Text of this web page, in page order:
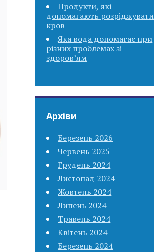
Продукти, які
допомагають розріджувати
кров
Яка вода допомагає при
різних проблемах зі
здоров’ям
Архіви
Березень 2026
Червень 2025
Грудень 2024
Листопад 2024
Жовтень 2024
Липень 2024
Травень 2024
Квітень 2024
Березень 2024